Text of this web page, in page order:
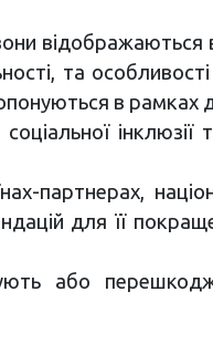
відображаються в
та особливості
в рамках
партнерах,
для її
або